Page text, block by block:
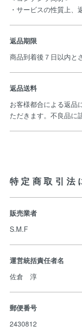
・サービスの性質上、
返品期限
商品到着後７日以内と
返品送料
お客様都合による返品
ただきます。不良品に
特定商取引法
販売業者
S.M.F
運営統括責任者名
佐倉 淳
郵便番号
2430812